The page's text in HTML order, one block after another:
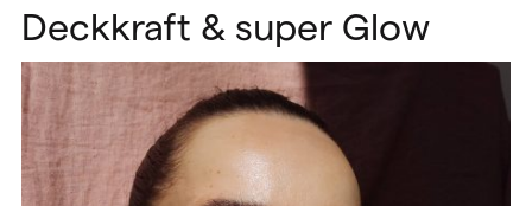
Deckkraft & super Glow